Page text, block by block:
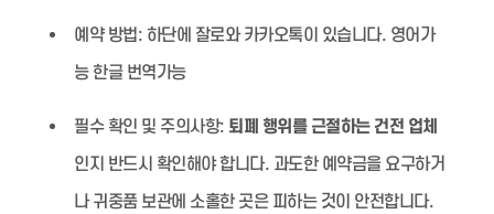
예약 방법: 하단에 잘로와 카카오톡이 있습니다. 영어가
능 한글 번역가능
필수 확인 및 주의사항: 퇴폐 행위를 근절하는 건전 업체
인지 반드시 확인해야 합니다. 과도한 예약금을 요구하거
나 귀중품 보관에 소홀한 곳은 피하는 것이 안전합니다.